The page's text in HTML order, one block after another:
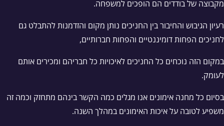
מקבוצה של בודדים הם הופכים למשפחה.
רעיון הגיבוש והחיבור בין החניכים נותן מקום והזדמנות להתבלט גם
לחניכים הפחות דומיננטיים והפחות חברותיים,
במקום הזה נוכחים כל החניכים לאיכויות כל חבריהם ומכירים אותם
לעומק.
בסיום כל מחנה אימונים אנו מגלים כמה הקשר בינהם מתחזק וכמה זה
משפיע לטובה על איכות האימונים במהלך השנה.